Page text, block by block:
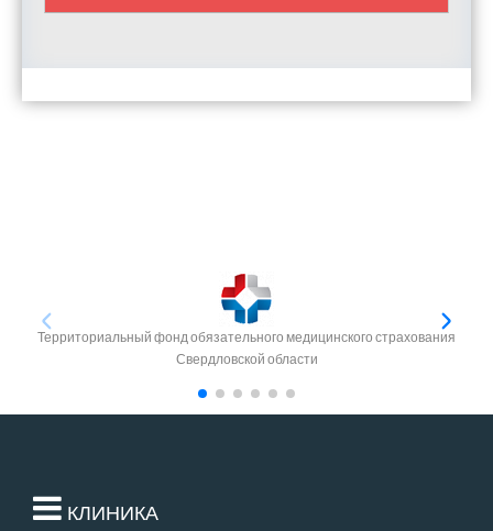
Территориальный фонд обязательного медицинского страхования
Свердловской области
КЛИНИКА